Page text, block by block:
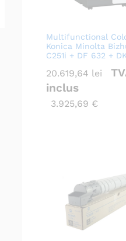
Multifunctional
Konica Minolta
C251i + DF 632 +
20.619,64 lei
inclus
3.925,69 €